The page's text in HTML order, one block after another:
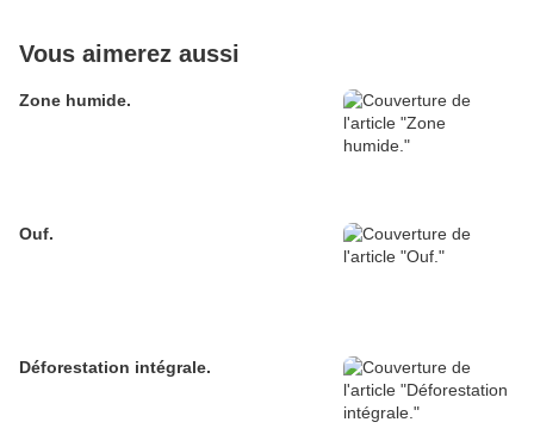
Vous aimerez aussi
Zone humide.
Ouf.
Déforestation intégrale.